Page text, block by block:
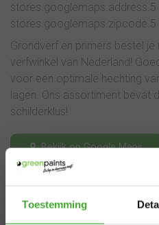
Toestemming
stores.googlemaps.address.5
Grondverf en primers bestel je
verfwinkel van Nederland!
voor een optimale hechting
lagen. Ons assortiment bevat
schilderklus!
Bekijk op Google Maps